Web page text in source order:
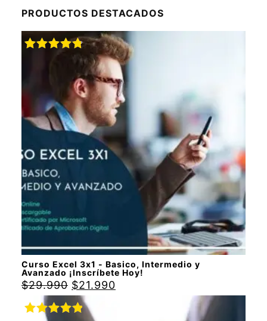
PRODUCTOS DESTACADOS
Curso Excel 3x1 - Basico, Intermedio y
Avanzado ¡Inscríbete Hoy!
$29.990 $21.990